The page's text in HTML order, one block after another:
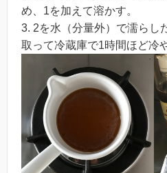
め、1を加えて溶かす。
3. 2を水（分量外）で濡らし
取って冷蔵庫で1時間ほど冷